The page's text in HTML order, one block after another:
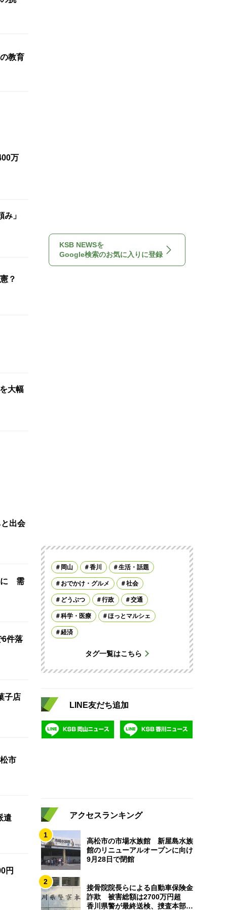
教育
万
」
？
大幅
出会
に 需
件落
子店
市
遣
円
KSB NEWSを
Google検索のお気に入りに登録
岡山 香川 生活・話題
おでかけ・グルメ 社会
どうぶつ 行政 交通
科学・医療 ほっとマルシェ
経済
タグ一覧はこちら
LINE友だち追加
アクセスランキング
1
高松市の市場水族館 新屋島水族
館のリニューアルオープンに向け
9月28日で閉館
2
接骨院院長らによる自動車保険金
詐欺 被害総額は2700万円超
香川県警が最終送検、捜査本部解